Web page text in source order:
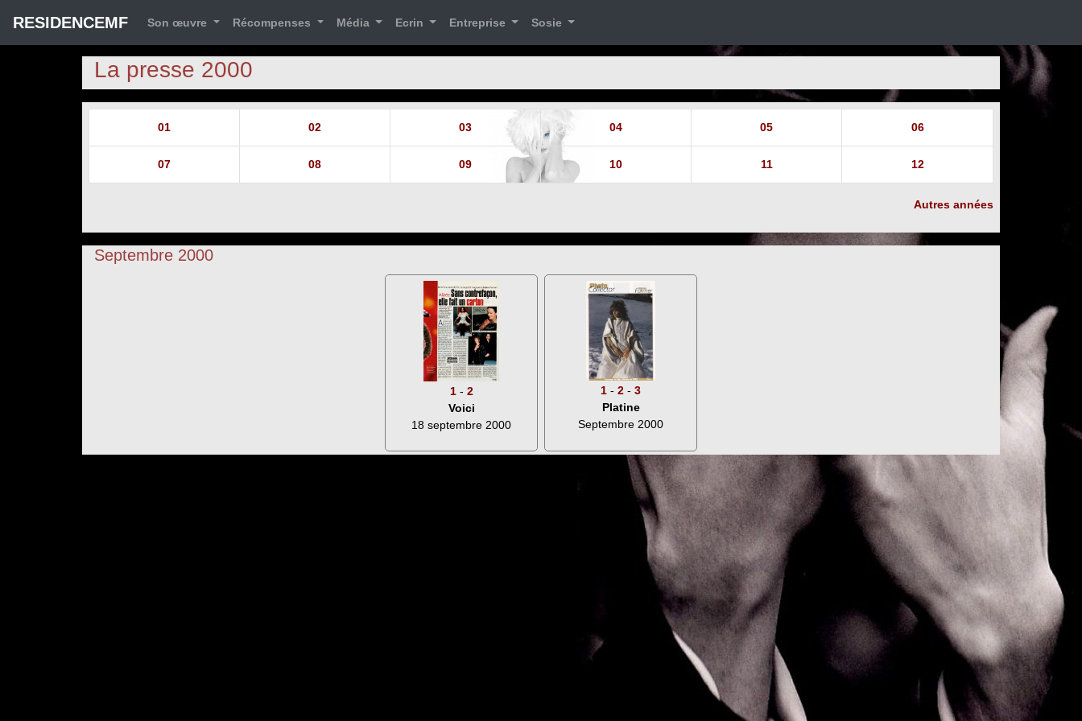
RESIDENCEMF Son œuvre Récompenses Média Ecrin Entreprise Sosie
La presse 2000
01 02 03 04 05 06
07 08 09 10 11 12
Autres années
Septembre 2000
1- 2
Voici
18 septembre 2000
1 - 2 - 3
Platine
Septembre 2000